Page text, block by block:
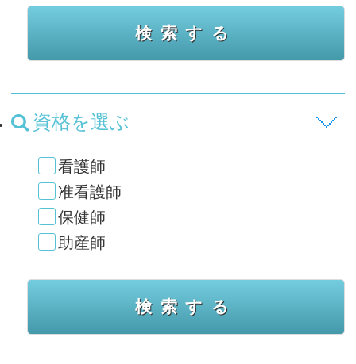
資格を選ぶ
看護師
准看護師
保健師
助産師